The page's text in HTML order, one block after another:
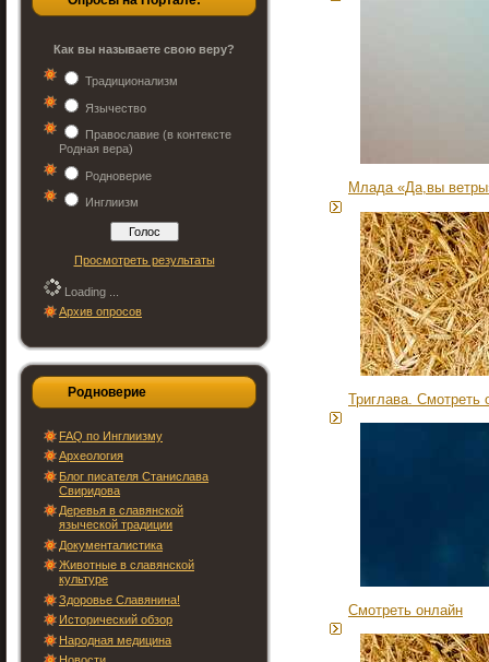
Как вы называете свою веру?
Традиционализм
Язычество
Православие (в контексте
Родная вера)
Родноверие
Инглиизм
Просмотреть результаты
Loading ...
Архив опросов
Родноверие
FAQ по Инглиизму
Археология
Блог писателя Станислава
Свиридова
Деревья в славянской
языческой традиции
Документалистика
Животные в славянской
культуре
Здоровье Славянина!
Исторический обзор
Народная медицина
Млада «Да,вы
Триглава. Смотреть
Смотреть онлайн